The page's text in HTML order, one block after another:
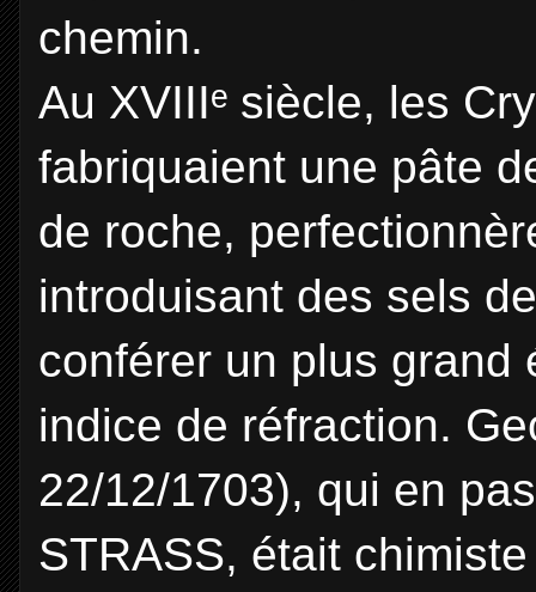
chemin.
Au XVIIIᵉ siècle, les
fabriquaient une pâte
de roche,
introduisant des sels
conférer un plus grand
indice de réfraction.
22/12/1703), qui en
STRASS, était